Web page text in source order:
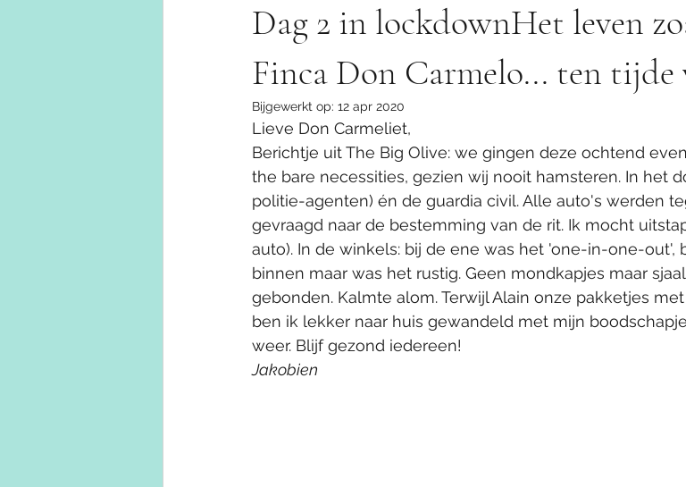
Dag 2 in lockdownHet leven
Finca Don Carmelo... ten tijde
Bijgewerkt op: 12 apr 2020
Lieve Don Carmeliet,
Berichtje uit The Big Olive: we gingen deze ochtend
the bare necessities, gezien wij nooit hamsteren. In het
politie-agenten) én de guardia civil. Alle auto's werden
gevraagd naar de bestemming van de rit. Ik mocht
auto). In de winkels: bij de ene was het 'one-in-one-out',
binnen maar was het rustig. Geen mondkapjes maar
gebonden. Kalmte alom. Terwijl Alain onze pakketjes
ben ik lekker naar huis gewandeld met mijn
weer. Blijf gezond iedereen!
Jakobien